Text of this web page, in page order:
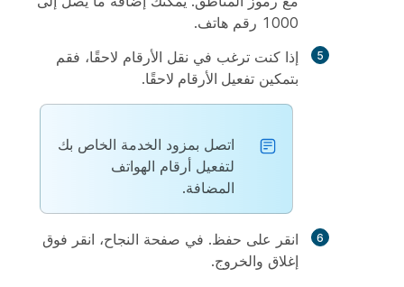
1000 رقم هاتف.
إذا كنت ترغب في نقل الأرقام لاحقًا، فقم
بتمكين تفعيل الأرقام لاحقًا.
اتصل بمزود الخدمة الخاص بك
لتفعيل أرقام الهواتف
المضافة.
انقر على حفظ. في صفحة النجاح، انقر فوق
إغلاق والخروج.